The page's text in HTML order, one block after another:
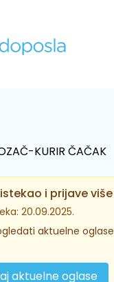
KURIR ČAČAK
i prijave
20.09.2025.
aktuelne
aktuelne oglase